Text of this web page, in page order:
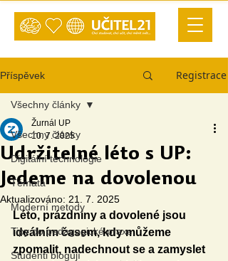
Příspěvek Registrace
Všechny články
Digitální technologie
Témata
Moderní metody
Tipy do pedagogické praxe
Studenti blogují
Všechny články
Udržitelné léto s UP:
Jedeme na dovolenou
Žurnál UP
10. 7. 2025
Aktualizováno: 21. 7. 2025
Léto, prázdniny a dovolené jsou
ideálním časem, kdy můžeme
zpomalit, nadechnout se a zamyslet